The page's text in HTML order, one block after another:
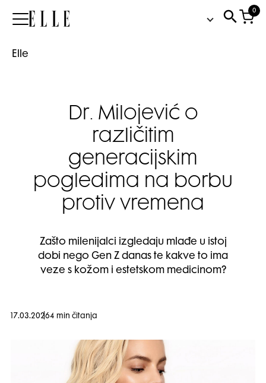
Elle
0
Elle
Dr. Milojević o
različitim
generacijskim
pogledima na borbu
protiv vremena
Zašto milenijalci izgledaju mlađe u istoj
dobi nego Gen Z danas te kakve to ima
veze s kožom i estetskom medicinom?
17.03.20264 min čitanja